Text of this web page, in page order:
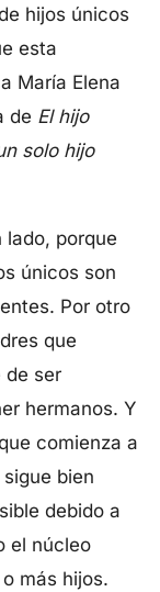
hijos únicos
esta
María Elena
de El hijo
solo hijo
lado, porque
únicos son
Por otro
que
de ser
hermanos. Y
comienza a
bien
debido a
el núcleo
más hijos.